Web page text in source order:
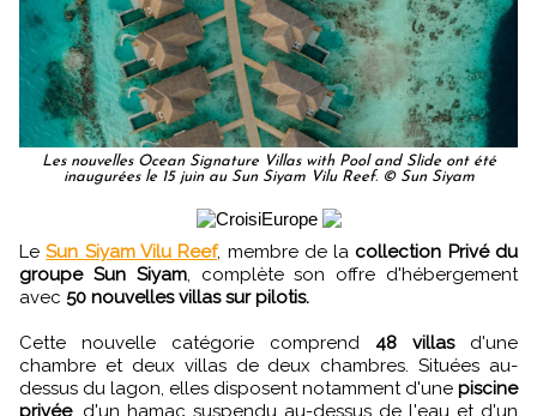
Les nouvelles Ocean Signature Villas with Pool and Slide ont été
inaugurées le 15 juin au Sun Siyam Vilu Reef. © Sun Siyam
LeSun Siyam Vilu Reef, membre de la collection Privé du
groupe Sun Siyam, complète son offre d'hébergement
avec 50 nouvelles villas sur pilotis.
Cette nouvelle catégorie comprend 48 villasd'une
chambre et deux villas de deux chambres. Situées au-
dessus du lagon, elles disposent notamment d'une piscine
privée, d'un hamac suspendu au-dessus de l'eau et d'un